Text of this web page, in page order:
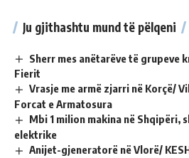
Ju gjithashtu mund të pëlqeni
Sherr mes anëtarëve të grupeve
Fierit
Vrasje me armë zjarri në Korçë/
Forcat e Armatosura
Mbi 1 milion makina në Shqipëri,
elektrike
Anijet-gjeneratorë në Vlorë/